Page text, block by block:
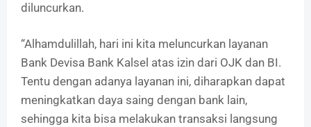
diluncurkan.
“Alhamdulillah, hari ini kita meluncurkan layanan
Bank Devisa Bank Kalsel atas izin dari OJK dan BI.
Tentu dengan adanya layanan ini, diharapkan dapat
meningkatkan daya saing dengan bank lain,
sehingga kita bisa melakukan transaksi langsung